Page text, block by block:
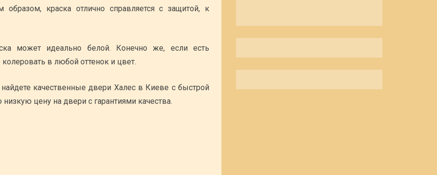
образом, краска отлично справляется с защитой, к
может идеально белой. Конечно же, если есть
в любой оттенок и цвет.
качественные двери Халес в Киеве с быстрой
цену на двери с гарантиями качества.